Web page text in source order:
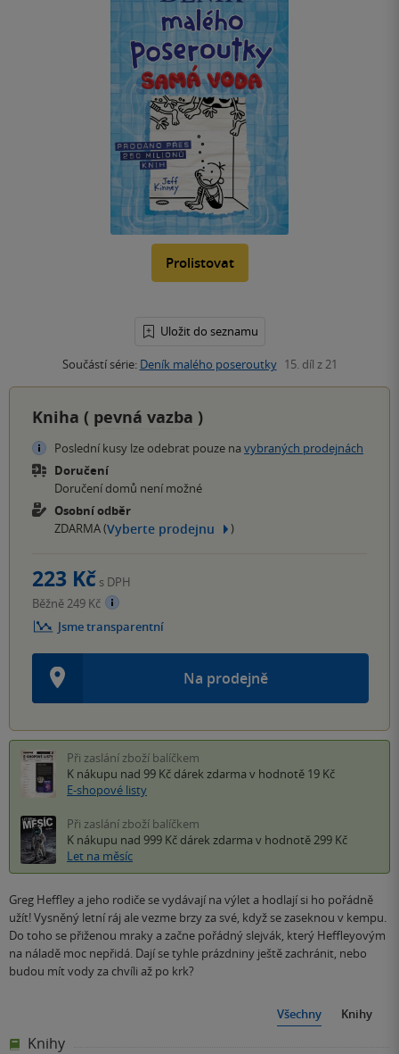
Prolistovat
Uložit do seznamu
Součástí série: Deník malého poseroutky 15. díl z 21
Kniha ( pevná vazba )
Poslední kusy lze odebrat pouze na vybraných prodejnách
Doručení
Doručení domů není možné
Osobní odběr
ZDARMA (Vyberte prodejnu )
Na prodejně
223 Kč s DPH
Běžně 249 Kč
Jsme transparentní
Při zaslání zboží balíčkem
K nákupu nad 99 Kč dárek zdarma v hodnotě 19 Kč
E-shopové listy
Při zaslání zboží balíčkem
K nákupu nad 999 Kč dárek zdarma v hodnotě 299 Kč
Let na měsíc
Greg Heffley a jeho rodiče se vydávají na výlet a hodlají si ho pořádně
užít! Vysněný letní ráj ale vezme brzy za své, když se zaseknou v kempu.
Do toho se přiženou mraky a začne pořádný slejvák, který Heffleyovým
na náladě moc nepřidá. Dají se tyhle prázdniny ještě zachránit, nebo
budou mít vody za chvíli až po krk?
Všechny Knihy
Knihy